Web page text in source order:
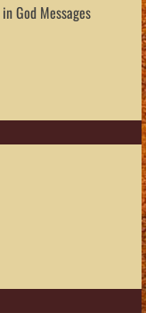
God Messages